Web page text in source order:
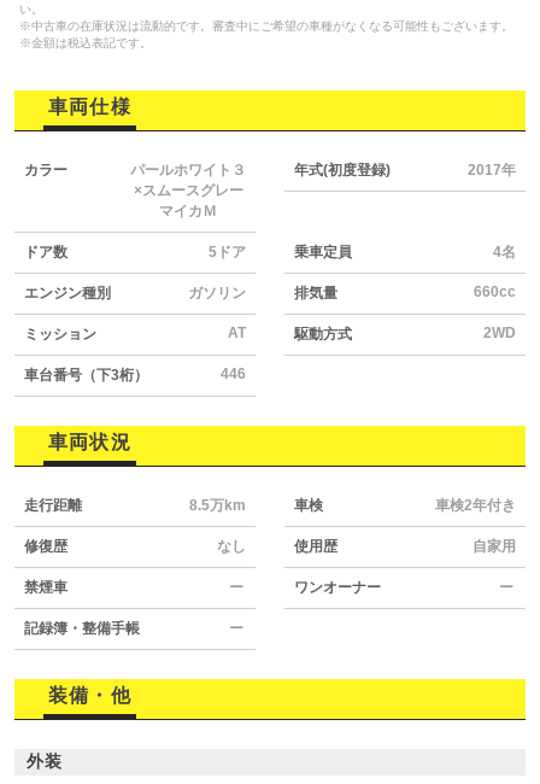
い。
※中古車の在庫状況は流動的です。審査中にご希望の車種がなくなる可能性もございます。
※金額は税込表記です。
車両仕様
カラー
パールホワイト３
×スムースグレー
マイカＭ
年式(初度登録) 2017年
ドア数 5ドア 乗車定員 4名
エンジン種別 ガソリン 排気量 660cc
ミッション AT 駆動方式 2WD
車台番号（下3桁） 446
車両状況
走行距離 8.5万km 車検 車検2年付き
修復歴 なし 使用歴 自家用
禁煙車 ー ワンオーナー ー
記録簿・整備手帳 ー
装備・他
外装